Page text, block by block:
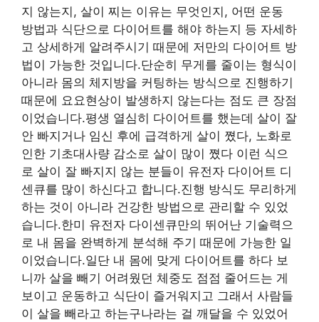
지 않는지, 살이 찌는 이유는 무엇인지, 어떤 운동
방법과 식단으로 다이어트를 해야 하는지 등 자세하
고 상세하게 알려주시기 때문에 저만의 다이어트 방
법이 가능한 것입니다.단순히 무게를 줄이는 형식이
아니라 몸의 체지방을 커팅하는 방식으로 진행하기
때문에 요요현상이 발생하지 않는다는 점도 큰 장점
이었습니다.평생 열심히 다이어트를 했는데 살이 잘
안 빠지거나 임신 후에 급격하게 살이 쪘다, 노화로
인한 기초대사량 감소로 살이 많이 쪘다 이런 식으
로 살이 잘 빠지지 않는 분들이 유전자 다이어트 디
센큐를 많이 하신다고 합니다.진행 방식도 무리하게
하는 것이 아니라 건강한 방법으로 관리할 수 있었
습니다.한미 유전자 다이센큐만의 뛰어난 기술력으
로 내 몸을 완벽하게 분석해 주기 때문에 가능한 일
이었습니다.일단 내 몸에 맞게 다이어트를 하다 보
니까 살을 빼기 어려웠던 체중도 점점 줄어드는 게
보이고 운동하고 식단이 즐거워지고 그래서 사람들
이 살을 빼라고 하는구나라는 걸 깨달을 수 있었어